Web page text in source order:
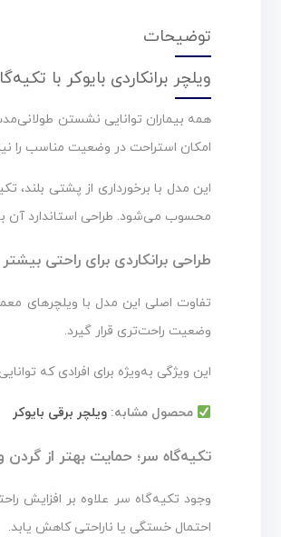
توضیحات
ویلچر برانکاردی بایوکر با
همه بیماران توانایی نشستن
امکان استراحت در وضعیت مناسب را
این مدل با برخورداری از پشتی بلند،
محسوب می‌شود. طراحی استاندارد آن
طراحی برانکاردی برای راحتی بیشتر
تفاوت اصلی این مدل با ویلچرهای
وضعیت راحت‌تری قرار گیرد.
این ویژگی به‌ویژه برای افرادی که
محصول مشابه: ویلچر برقی بایوکر
تکیه‌گاه سر؛ حمایت بهتر از
وجود تکیه‌گاه سر علاوه بر افزایش
احتمال خستگی یا ناراحتی کاهش یابد.